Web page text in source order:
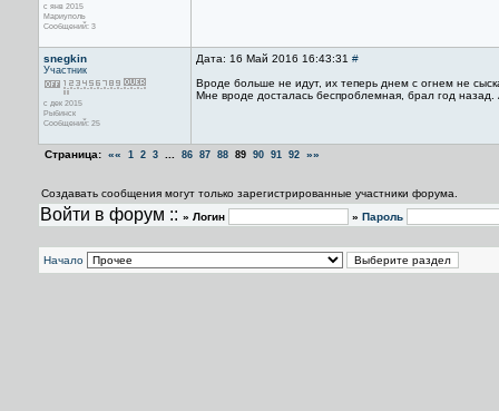
с янв 2015
Мариуполь
Сообщений: 3
snegkin
Участник
с дек 2015
Рыбинск
Сообщений: 25
Дата: 16 Май 2016 16:43:31 #
Вроде больше не идут, их теперь днем с огнем не
Мне вроде досталась беспроблемная, брал год
Страница: «« 1 2 3 86 87 88 89 90 91 92 »»
Создавать сообщения могут только зарегистрированные участники форума.
Войти в форум :: » Логин » Пароль
Начало